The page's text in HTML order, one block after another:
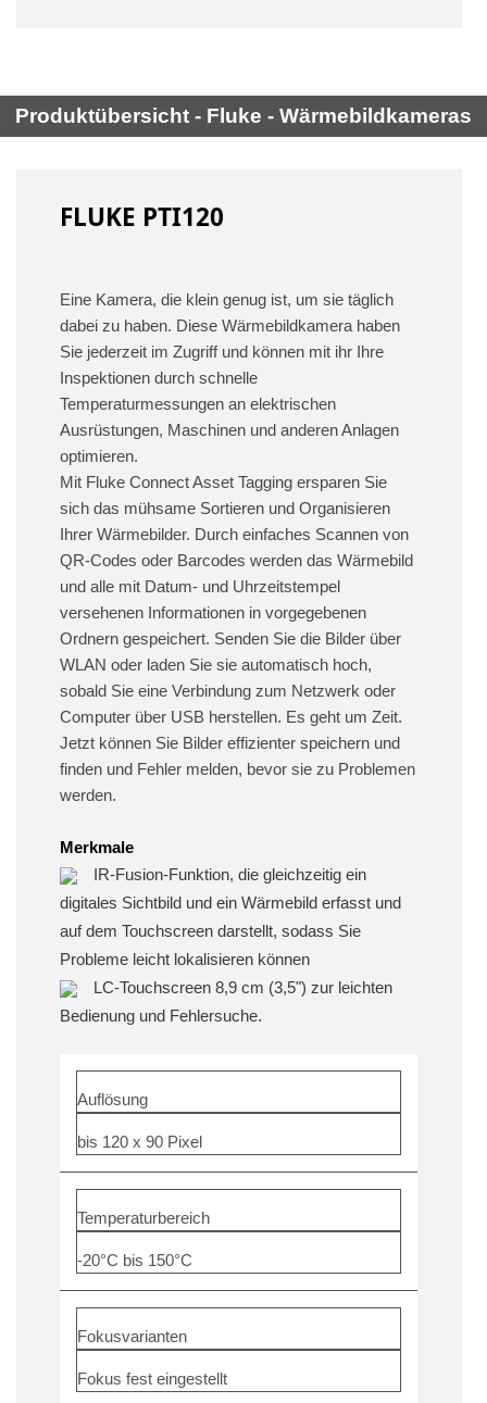
Produktübersicht - Fluke - Wärmebildkameras
FLUKE PTI120
Eine Kamera, die klein genug ist, um sie täglich
dabei zu haben. Diese Wärmebildkamera haben
Sie jederzeit im Zugriff und können mit ihr Ihre
Inspektionen durch schnelle
Temperaturmessungen an elektrischen
Ausrüstungen, Maschinen und anderen Anlagen
optimieren.
Mit Fluke Connect Asset Tagging ersparen Sie
sich das mühsame Sortieren und Organisieren
Ihrer Wärmebilder. Durch einfaches Scannen von
QR-Codes oder Barcodes werden das Wärmebild
und alle mit Datum- und Uhrzeitstempel
versehenen Informationen in vorgegebenen
Ordnern gespeichert. Senden Sie die Bilder über
WLAN oder laden Sie sie automatisch hoch,
sobald Sie eine Verbindung zum Netzwerk oder
Computer über USB herstellen. Es geht um Zeit.
Jetzt können Sie Bilder effizienter speichern und
finden und Fehler melden, bevor sie zu Problemen
werden.
Merkmale
IR-Fusion-Funktion, die gleichzeitig ein
digitales Sichtbild und ein Wärmebild erfasst und
auf dem Touchscreen darstellt, sodass Sie
Probleme leicht lokalisieren können
LC-Touchscreen 8,9 cm (3,5") zur leichten
Bedienung und Fehlersuche.
Auflösung
bis 120 x 90 Pixel
Temperaturbereich
-20°C bis 150°C
Fokusvarianten
Fokus fest eingestellt